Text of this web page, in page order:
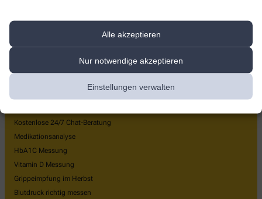
Alle akzeptieren
Nur notwendige akzeptieren
Einstellungen verwalten
E-Rezept einlösen
Aktuelle Angebote
Kostenlose 24/7 Chat-Beratung
Medikationsanalyse
HbA1C Messung
Vitamin D Messung
Grippeimpfung im Herbst
Blutdruck richtig messen